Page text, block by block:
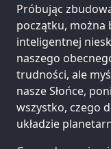
Próbując
początku, można
inteligentnej
naszego
trudności, ale
nasze Słońce,
wszystko, czego
układzie